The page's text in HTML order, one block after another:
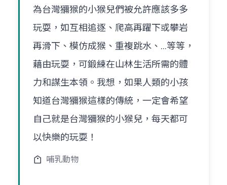
為台灣獼猴的小猴兒們被允許應該多多
玩耍，如互相追逐、爬高再躍下或攀岩
再滑下、模仿成猴、重複跳水、…等等，
藉由玩耍，可鍛練在山林生活所需的體
力和謀生本領。我想，如果人類的小孩
知道台灣獼猴這樣的傳統，一定會希望
自己就是台灣獼猴的小猴兒，每天都可
以快樂的玩耍！
哺乳動物